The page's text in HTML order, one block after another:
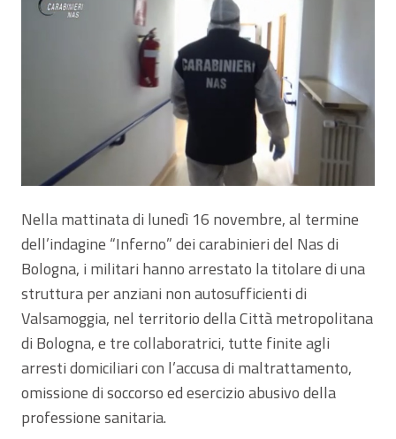
Nella mattinata di lunedì 16 novembre, al termine
dell’indagine “Inferno” dei carabinieri del Nas di
Bologna, i militari hanno arrestato la titolare di una
struttura per anziani non autosufficienti di
Valsamoggia, nel territorio della Città metropolitana
di Bologna, e tre collaboratrici, tutte finite agli
arresti domiciliari con l’accusa di maltrattamento,
omissione di soccorso ed esercizio abusivo della
professione sanitaria.